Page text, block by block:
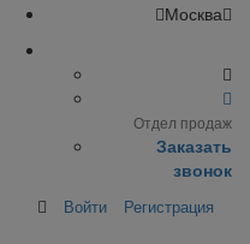
Москва
Отдел продаж
Заказать
звонок
Войти Регистрация